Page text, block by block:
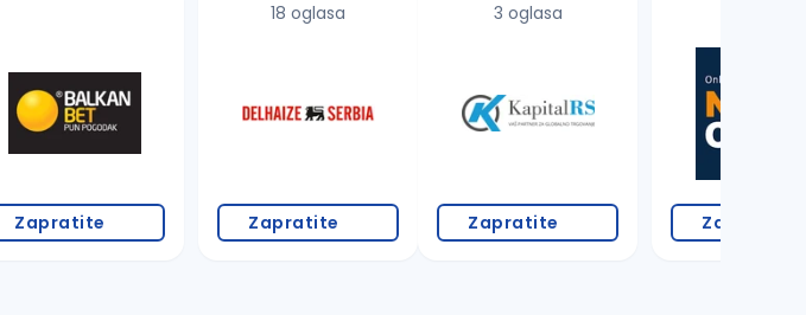
Zapratite
18 oglasa
Zapratite
3 oglasa
Zapratite Zapratite